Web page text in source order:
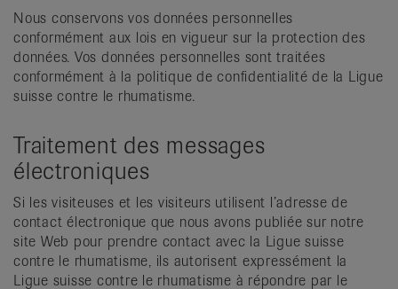
Nous conservons vos données personnelles
conformément aux lois en vigueur sur la protection des
données. Vos données personnelles sont traitées
conformément à la politique de confidentialité de la Ligue
suisse contre le rhumatisme.
Traitement des messages
électroniques
Si les visiteuses et les visiteurs utilisent l’adresse de
contact électronique que nous avons publiée sur notre
site Web pour prendre contact avec la Ligue suisse
contre le rhumatisme, ils autorisent expressément la
Ligue suisse contre le rhumatisme à répondre par le